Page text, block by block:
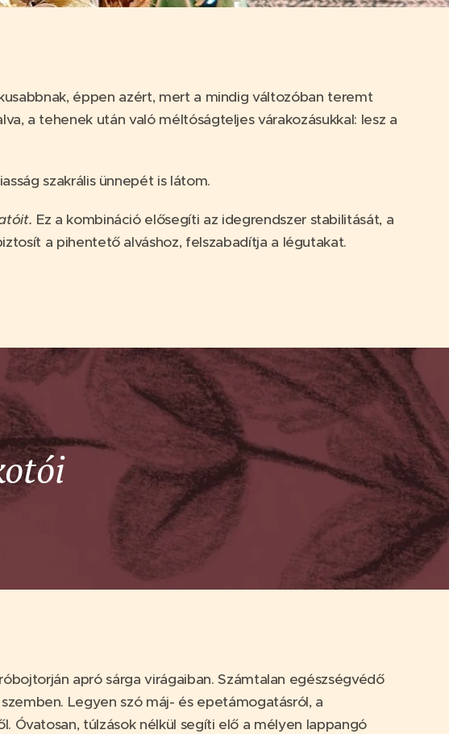
éppen azért, mert a mindig változóban teremt
a tehenek után való méltóságteljes várakozásukkal: lesz a
szakrális ünnepét is látom.
Ez a kombináció elősegíti az idegrendszer stabilitását, a
a pihentető alváshoz, felszabadítja a légutakat.
apró sárga virágaiban. Számtalan egészségvédő
Legyen szó máj- és epetámogatásról, a
Óvatosan, túlzások nélkül segíti elő a mélyen lappangó